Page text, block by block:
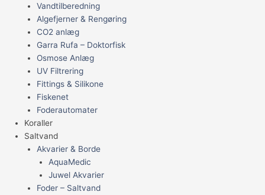
Vandtilberedning
Algefjerner & Rengøring
CO2 anlæg
Garra Rufa – Doktorfisk
Osmose Anlæg
UV Filtrering
Fittings & Silikone
Fiskenet
Foderautomater
Koraller
Saltvand
Akvarier & Borde
AquaMedic
Juwel Akvarier
Foder – Saltvand